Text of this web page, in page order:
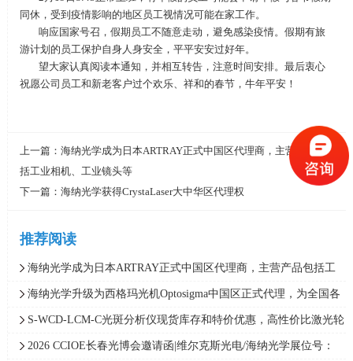
同休，受到疫情影响的地区员工视情况可能在家工作。
响应国家号召，假期员工不随意走动，避免感染疫情。假期有旅
游计划的员工保护自身人身安全，平平安安过好年。
望大家认真阅读本通知，并相互转告，注意时间安排。最后衷心
祝愿公司员工和新老客户过个欢乐、祥和的春节，牛年平安！
上一篇： 海纳光学成为日本ARTRAY正式中国区代理商，主营产品包
括工业相机、工业镜头等
下一篇： 海纳光学获得CrystaLaser大中华区代理权
推荐阅读
海纳光学成为日本ARTRAY正式中国区代理商，主营产品包括工
业相机、工业镜头等
海纳光学升级为西格玛光机Optosigma中国区正式代理，为全国各
区域客户提供技术咨询和产品选型
S-WCD-LCM-C光斑分析仪现货库存和特价优惠，高性价比激光轮
廓分析仪，DATARAY
2026 CCIOE长春光博会邀请函|维尔克斯光电/海纳光学展位号：